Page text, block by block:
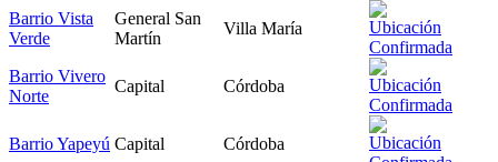
Barrio Vista
Verde
General San
Martín
Villa María
Barrio Vivero
Norte
Capital Córdoba
Barrio Yapeyú Capital Córdoba